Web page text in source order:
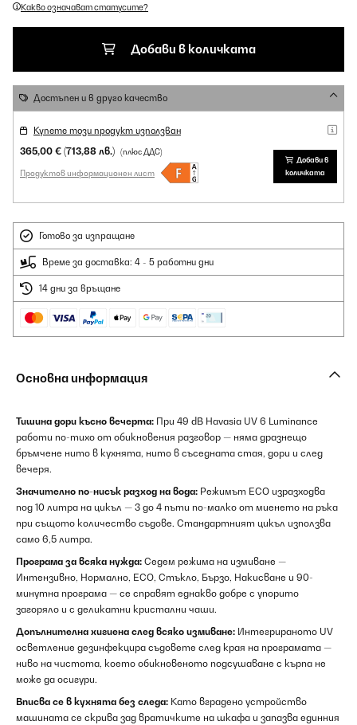
Какво означават статусите?
Добави в количката
Достъпен и в друго качество
Купете този продукт използван
365,00 € (713,88 лв.) (плюс ДДС)
Продуктов информационен лист
Добави в
количката
Готово за изпращане
Време за доставка: 4 - 5 работни дни
14 дни за връщане
Основна информация
Тишина дори късно вечерта: При 49 dB Havasia UV 6 Luminance
работи по-тихо от обикновения разговор — няма дразнещо
бръмчене нито в кухнята, нито в съседната стая, дори и след
вечеря.
Значително по-нисък разход на вода: Режимът ECO изразходва
под 10 литра на цикъл — 3 до 4 пъти по-малко от миенето на ръка
при същото количество съдове. Стандартният цикъл използва
само 6,5 литра.
Програма за всяка нужда: Седем режима на измиване —
Интензивно, Нормално, ECO, Стъкло, Бързо, Накисване и 90-
минутна програма — се справят еднакво добре с упорито
загоряло и с деликатни кристални чаши.
Допълнителна хигиена след всяко измиване: Интегрираното UV
осветление дезинфекцира съдовете след края на програмата —
ниво на чистота, което обикновеното подсушаване с кърпа не
може да осигури.
Вписва се в кухнята без следа: Като вградено устройство
машината се скрива зад вратичките на шкафа и запазва единния